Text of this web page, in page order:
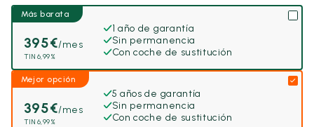
Más barata
395€/mes
TIN 6,99%
1 año de garantía
Sin permanencia
Con coche de sustitución
Mejor opción
395€/mes
TIN 6,99%
5 años de garantía
Sin permanencia
Con coche de sustitución